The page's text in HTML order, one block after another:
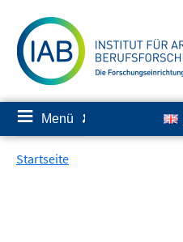
zum
Inhalt
≡ Menü ✘
Startseite